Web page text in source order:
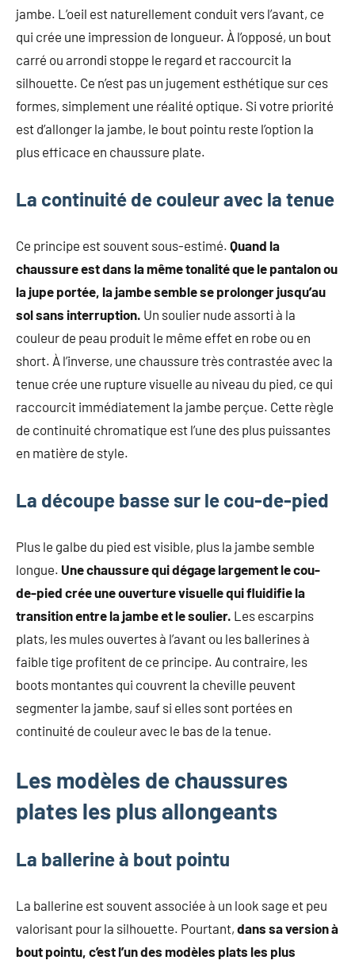
jambe. L’oeil est naturellement conduit vers l’avant, ce
qui crée une impression de longueur. À l’opposé, un bout
carré ou arrondi stoppe le regard et raccourcit la
silhouette. Ce n’est pas un jugement esthétique sur ces
formes, simplement une réalité optique. Si votre priorité
est d’allonger la jambe, le bout pointu reste l’option la
plus efficace en chaussure plate.
La continuité de couleur avec la tenue
Ce principe est souvent sous-estimé. Quand la
chaussure est dans la même tonalité que le pantalon ou
la jupe portée, la jambe semble se prolonger jusqu’au
sol sans interruption. Un soulier nude assorti à la
couleur de peau produit le même effet en robe ou en
short. À l’inverse, une chaussure très contrastée avec la
tenue crée une rupture visuelle au niveau du pied, ce qui
raccourcit immédiatement la jambe perçue. Cette règle
de continuité chromatique est l’une des plus puissantes
en matière de style.
La découpe basse sur le cou-de-pied
Plus le galbe du pied est visible, plus la jambe semble
longue. Une chaussure qui dégage largement le cou-
de-pied crée une ouverture visuelle qui fluidifie la
transition entre la jambe et le soulier. Les escarpins
plats, les mules ouvertes à l’avant ou les ballerines à
faible tige profitent de ce principe. Au contraire, les
boots montantes qui couvrent la cheville peuvent
segmenter la jambe, sauf si elles sont portées en
continuité de couleur avec le bas de la tenue.
Les modèles de chaussures
plates les plus allongeants
La ballerine à bout pointu
La ballerine est souvent associée à un look sage et peu
valorisant pour la silhouette. Pourtant, dans sa version à
bout pointu, c’est l’un des modèles plats les plus